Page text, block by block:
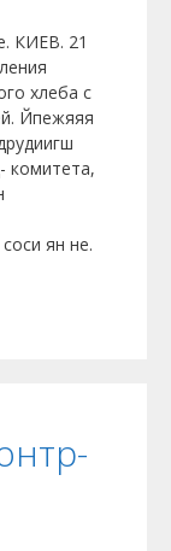
КИЕВ. 21
хлеба с
Йпежяяя
комитета,
ян не.